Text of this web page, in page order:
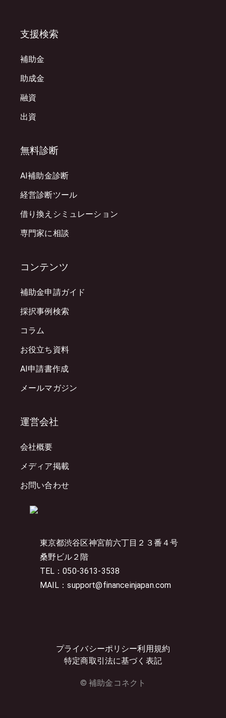
東京都渋谷区神宮前六丁目２３番４号
桑野ビル２階
TEL：050-3613-3538
MAIL：support@financeinjapan.com
プライバシーポリシー利用規約
特定商取引法に基づく表記
© 補助金コネクト
支援検索
補助金
助成金
融資
出資
無料診断
AI補助金診断
経営診断ツール
借り換えシミュレーション
専門家に相談
コンテンツ
補助金申請ガイド
採択事例検索
コラム
お役立ち資料
AI申請書作成
メールマガジン
運営会社
会社概要
メディア掲載
お問い合わせ